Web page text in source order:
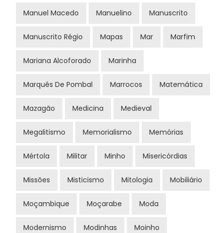
Manuel Macedo Manuelino Manuscrito
Manuscrito Régio Mapas Mar Marfim
Mariana Alcoforado Marinha
Marquês De Pombal Marrocos Matemática
Mazagão Medicina Medieval
Megalitismo Memorialismo Memórias
Mértola Militar Minho Misericórdias
Missões Misticismo Mitologia Mobiliário
Moçambique Moçarabe Moda
Modernismo Modinhas Moinho